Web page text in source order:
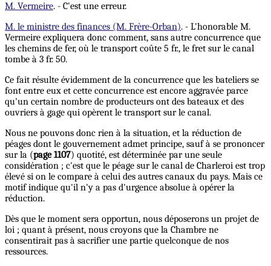
M. Vermeire. - C'est une erreur.
M. le ministre des finances (M. Frère-Orban). - L'honorable M.
Vermeire expliquera donc comment, sans autre concurrence que
les chemins de fer, où le transport coûte 5 fr., le fret sur le canal
tombe à 3 fr. 50.
Ce fait résulte évidemment de la concurrence que les bateliers se
font entre eux et cette concurrence est encore aggravée parce
qu'un certain nombre de producteurs ont des bateaux et des
ouvriers à gage qui opèrent le transport sur le canal.
Nous ne pouvons donc rien à la situation, et la réduction de
péages dont le gouvernement admet principe, sauf à se prononcer
sur la (page 1107) quotité, est déterminée par une seule
considération ; c'est que le péage sur le canal de Charleroi est trop
élevé si on le compare à celui des autres canaux du pays. Mais ce
motif indique qu'il n'y a pas d'urgence absolue à opérer la
réduction.
Dès que le moment sera opportun, nous déposerons un projet de
loi ; quant à présent, nous croyons que la Chambre ne
consentirait pas à sacrifier une partie quelconque de nos
ressources.